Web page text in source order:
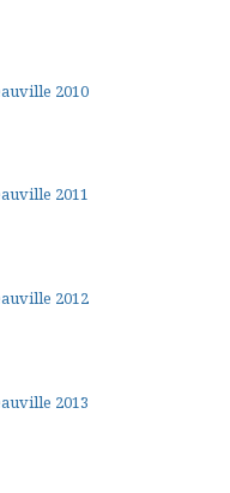
2010
2011
2012
2013